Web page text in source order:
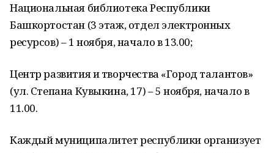
Национальная библиотека Республики
Башкортостан (3 этаж, отдел электронных
ресурсов) – 1 ноября, начало в 13.00;
Центр развития и творчества «Город талантов»
(ул. Степана Кувыкина, 17) – 5 ноября, начало в
11.00.
Каждый муниципалитет республики организует